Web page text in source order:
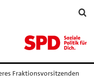
Fraktionsvorsitzenden